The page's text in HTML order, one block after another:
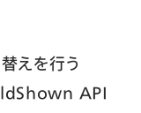
えを行う
API